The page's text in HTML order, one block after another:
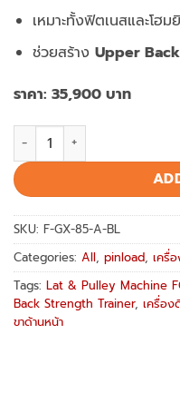
เหมาะทั้งฟิตเนสและโฮม
ช่วยสร้าง Upper
ราคา: 35,900 บาท
Lat & Pulley Machine
SKU: F-GX-85-A-BL
Categories: All, pinload, เครื่
Tags: Lat & Pulley Machine
Back Strength Trainer, เครื่อ
ขาด้านหน้า